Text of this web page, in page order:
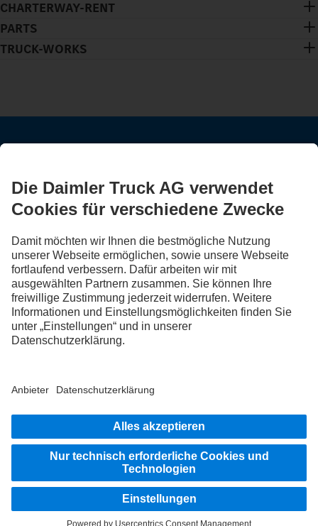
CHARTERWAY-RENT
PARTS
TRUCK-WORKS
BLEIB IN KONTAKT.
Kanälen.
FOLLOW THE ROADSTARS.
Tausche jetzt Erfahrungen mit anderen Truckerinnen und